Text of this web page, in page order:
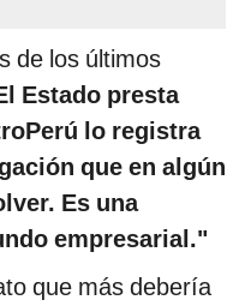
de los últimos
Estado presta
lo registra
que en algún
Es una
empresarial."
que más debería